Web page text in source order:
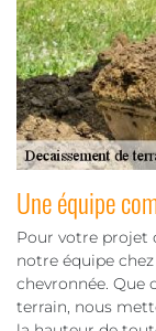
Une équipe
Pour votre projet
notre équipe
chevronnée. Que
terrain, nous